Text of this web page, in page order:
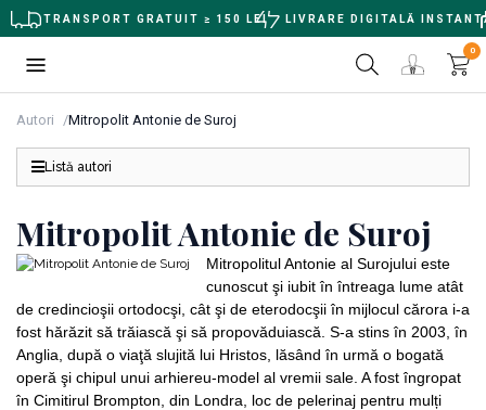
TRANSPORT GRATUIT ≥ 150 LEI LIVRARE DIGITALĂ
0
Autori Mitropolit Antonie de Suroj
Listă autori
Mitropolit Antonie de Suroj
Mitropolitul Antonie al Surojului este
cunoscut şi iubit în întreaga lume atât
de credincioşii ortodocşi, cât şi de eterodocşii în mijlocul cărora i-a
fost hărăzit să trăiască şi să propovăduiască. S-a stins în 2003, în
Anglia, după o viaţă slujită lui Hristos, lăsând în urmă o bogată
operă şi chipul unui arhiereu-model al vremii sale. A fost îngropat
în Cimitirul Brompton, din Londra, loc de pelerinaj pentru mulți